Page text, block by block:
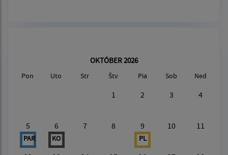
OKTÓBER 2026
Pon Uto Str Štv Pia Sob Ned
1 2 3 4
5
PAR
6
KO
7 8 9
PL
10 11